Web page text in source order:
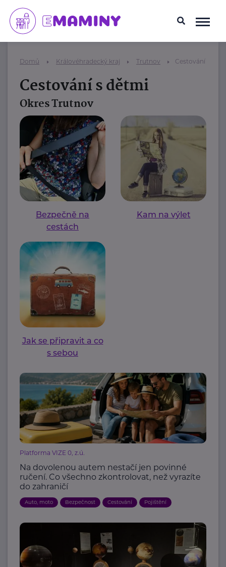
Domů Královéhradecký kraj Trutnov Cestování s
Cestování s dětmi
Okres Trutnov
Bezpečně na
cestách
Kam na výlet
Jak se připravit a co
s sebou
Platforma VIZE 0, z.ú.
Na dovolenou autem nestačí jen povinné
ručení. Co všechno zkontrolovat, než vyrazíte
do zahraničí
Auto, moto Bezpečnost Cestování Pojištění